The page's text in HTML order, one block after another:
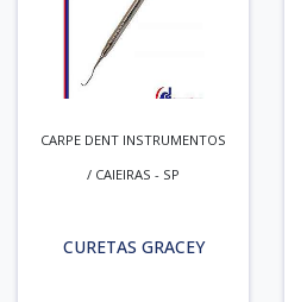
CARPE DENT INSTRUMENTOS
/ CAIEIRAS - SP
CURETAS GRACEY